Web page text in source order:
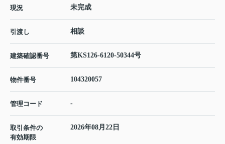
現況 未完成
引渡し 相談
建築確認番号 第KS126-6120-50344号
物件番号 104320057
管理コード -
取引条件の
有効期限
2026年08月22日